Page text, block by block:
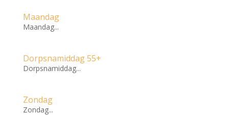
Maandag
Maandag...
Dorpsnamiddag 55+
Dorpsnamiddag...
Zondag
Zondag...